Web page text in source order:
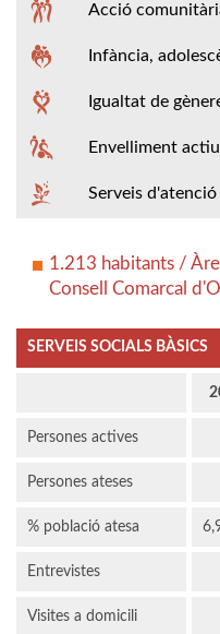
Acció
Infància,
Igualtat de
Envelliment
Serveis
1.213 habitants /
Consell Comarcal
SERVEIS SOCIALS BÀSICS
Persones actives
Persones ateses
% població atesa
Entrevistes
Visites a domicili